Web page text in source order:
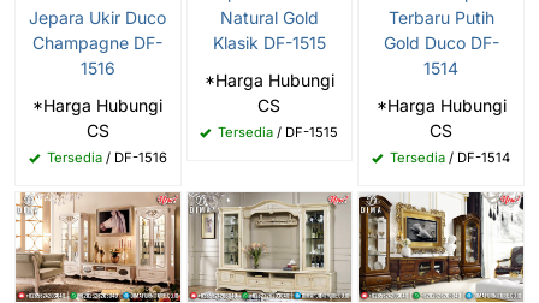
Jepara Ukir Duco
Champagne DF-
1516
*Harga Hubungi
CS
Tersedia/ DF-1516
Natural Gold
Klasik DF-1515
*Harga Hubungi
CS
Tersedia / DF-1515
Terbaru Putih
Gold Duco DF-
1514
*Harga Hubungi
CS
Tersedia / DF-1514